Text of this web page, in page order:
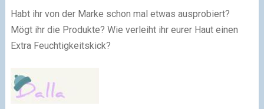
Habt ihr von der Marke schon mal etwas ausprobiert?
Mögt ihr die Produkte? Wie verleiht ihr eurer Haut einen
Extra Feuchtigkeitskick?